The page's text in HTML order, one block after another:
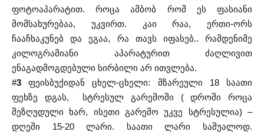
ფოტოაპარატით. როცა ამბობ რომ ეს ფასიანი
მომსახურებაა, უკვირთ. კაი რაა, ერთი-ორს
ჩააჩხაკუნებ და ეგაა, რა თავს იფასებ.. რამდენიმე
კილოგრამიანი აპარატურით ძაღლივით
ენაგადმოგდებული სირბილი არ ითვლება.
#3ფეისბუქიდან ცხელ-ცხელი: მზარეული 18 საათი
ფეხზე დგას, სტრესულ გარემოში ( დროში როცა
შეზღუდული ხარ, ისეთი გარემო უკვე სტრესულია) –
დღეში 15-20 ლარი. საათი ლარი საშუალოდ.